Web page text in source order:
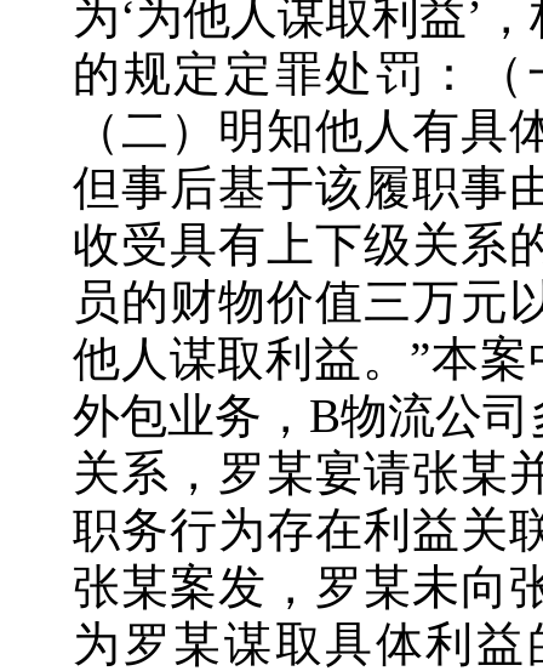
为‘为他人谋取利益’
的规定定罪处罚：
（二）明知他人有
但事后基于该履职事
收受具有上下级关系
员的财物价值三万元
他人谋取利益。”本
外包业务，B物流公
关系，罗某宴请张某
职务行为存在利益关
张某案发，罗某未向
为罗某谋取具体利